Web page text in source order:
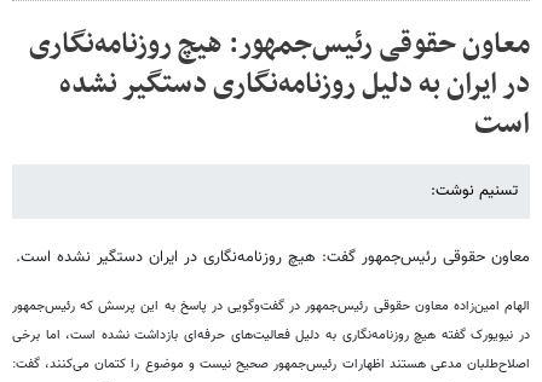
معاون حقوقی رئیس‌جمهور: هیچ روزنامه‌نگاری
در ایران به دلیل روزنامه‌نگاری دستگیر نشده
است
تسنیم نوشت:
معاون حقوقی رئیس‌جمهور گفت: هیچ روزنامه‌نگاری در ایران دستگیر نشده است.
الهام امین‌زاده معاون حقوقی رئیس‌جمهور در گفت‌وگویی در پاسخ به این پرسش که رئیس‌جمهور
در نیویورک گفته هیچ روزنامه‌نگاری به دلیل فعالیت‌های حرفه‌ای بازداشت نشده است، اما برخی
اصلاح‌طلبان مدعی هستند اظهارات رئیس‌جمهور صحیح نیست و موضوع را کتمان می‌کنند، گفت: